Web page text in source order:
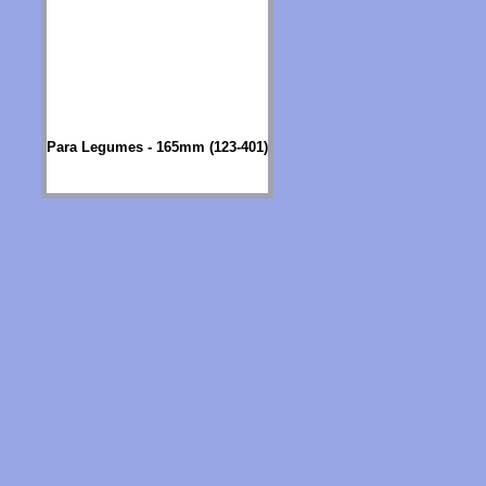
Para Legumes - 165mm (123-401)